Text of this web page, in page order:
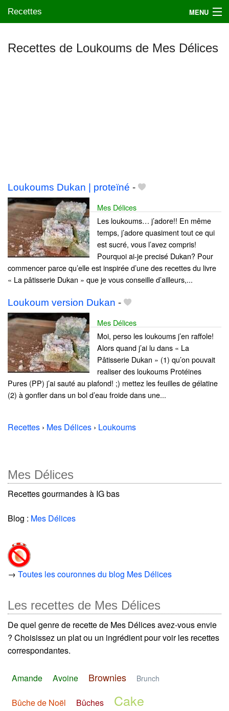
Recettes MENU
Recettes de Loukoums de Mes Délices
Loukoums Dukan | proteïné -
Mes Délices
Les loukoums… j’adore!! En même
temps, j’adore quasiment tout ce qui
est sucré, vous l’avez compris!
Pourquoi ai-je precisé Dukan? Pour
commencer parce qu’elle est inspirée d’une des recettes du livre
« La pâtisserie Dukan » que je vous conseille d’ailleurs,...
Loukoum version Dukan -
Mes Délices
Moi, perso les loukoums j’en raffole!
Alors quand j’ai lu dans « La
Pâtisserie Dukan » (1) qu’on pouvait
realiser des loukoums Protéines
Pures (PP) j’ai sauté au plafond! ;) mettez les feuilles de gélatine
(2) à gonfler dans un bol d’eau froide dans une...
Recettes › Mes Délices › Loukoums
Mes Délices
Recettes gourmandes à IG bas
Blog : Mes Délices
→ Toutes les couronnes du blog Mes Délices
Les recettes de Mes Délices
De quel genre de recette de Mes Délices avez-vous envie
? Choisissez un plat ou un ingrédient pour voir les recettes
correspondantes.
Amande Avoine Brownies Brunch
Bûche de Noël Bûches Cake